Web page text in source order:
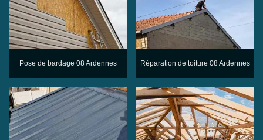
Pose de bardage 08 Ardennes Réparation de toiture 08 Ardennes